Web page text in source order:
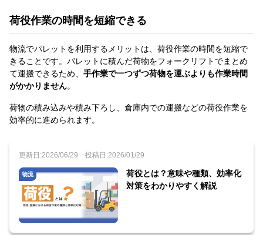
荷役作業の時間を短縮できる
物流でパレットを利用するメリットは、荷役作業の時間を短縮で
きることです。パレットに積んだ荷物をフォークリフトでまとめ
て運搬できるため、 手作業で一つずつ荷物を運ぶよりも作業時間
がかかりません。
荷物の積み込みや積み下ろし、倉庫内での運搬などの荷役作業を
効率的に進められます。
更新日:2026/06/29 投稿日:2026/01/29
物流
荷役とは？意味や種類、効率化
対策をわかりやすく解説